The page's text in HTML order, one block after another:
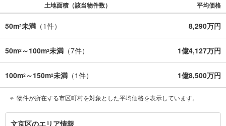
・キッズスペース完備♪
小さなお客様も大歓迎です。近くをお通りの際はお気軽にお越し下さい！
土地面積（該当物件数） 平均価格
50m2未満 （1件） 8,290万円
50m2 ～100m2未満 （7件） 1億4,127万円
100m2 ～150m2未満 （1件） 1億8,500万円
物件が所在する市区町村を対象とした平均価格を表示しています。
文
文京区のエリア情報